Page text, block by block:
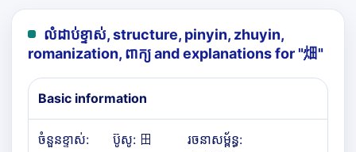
លំដាប់ខ្ទាស់, structure, pinyin, zhuyin,
romanization, ពាក្យ and explanations for "畑"
Basic information
ចំនួនខ្ទាស់:
ប៊ូសូ: 田
រចនាសម្ព័ន្ធ: